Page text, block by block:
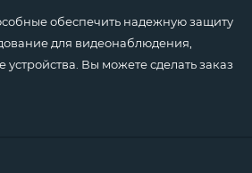
обеспечить надежную защиту
для видеонаблюдения,
Вы можете сделать заказ